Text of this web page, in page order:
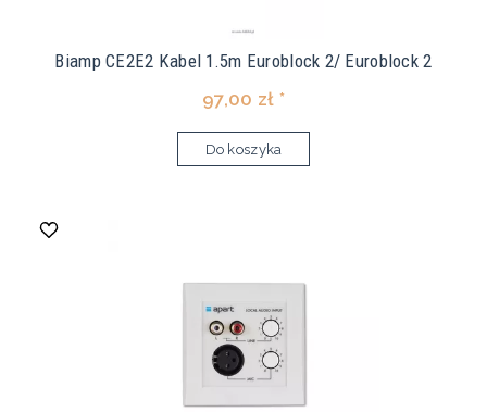
Biamp CE2E2 Kabel 1.5m Euroblock 2/ Euroblock 2
97,00 zł *
Do koszyka